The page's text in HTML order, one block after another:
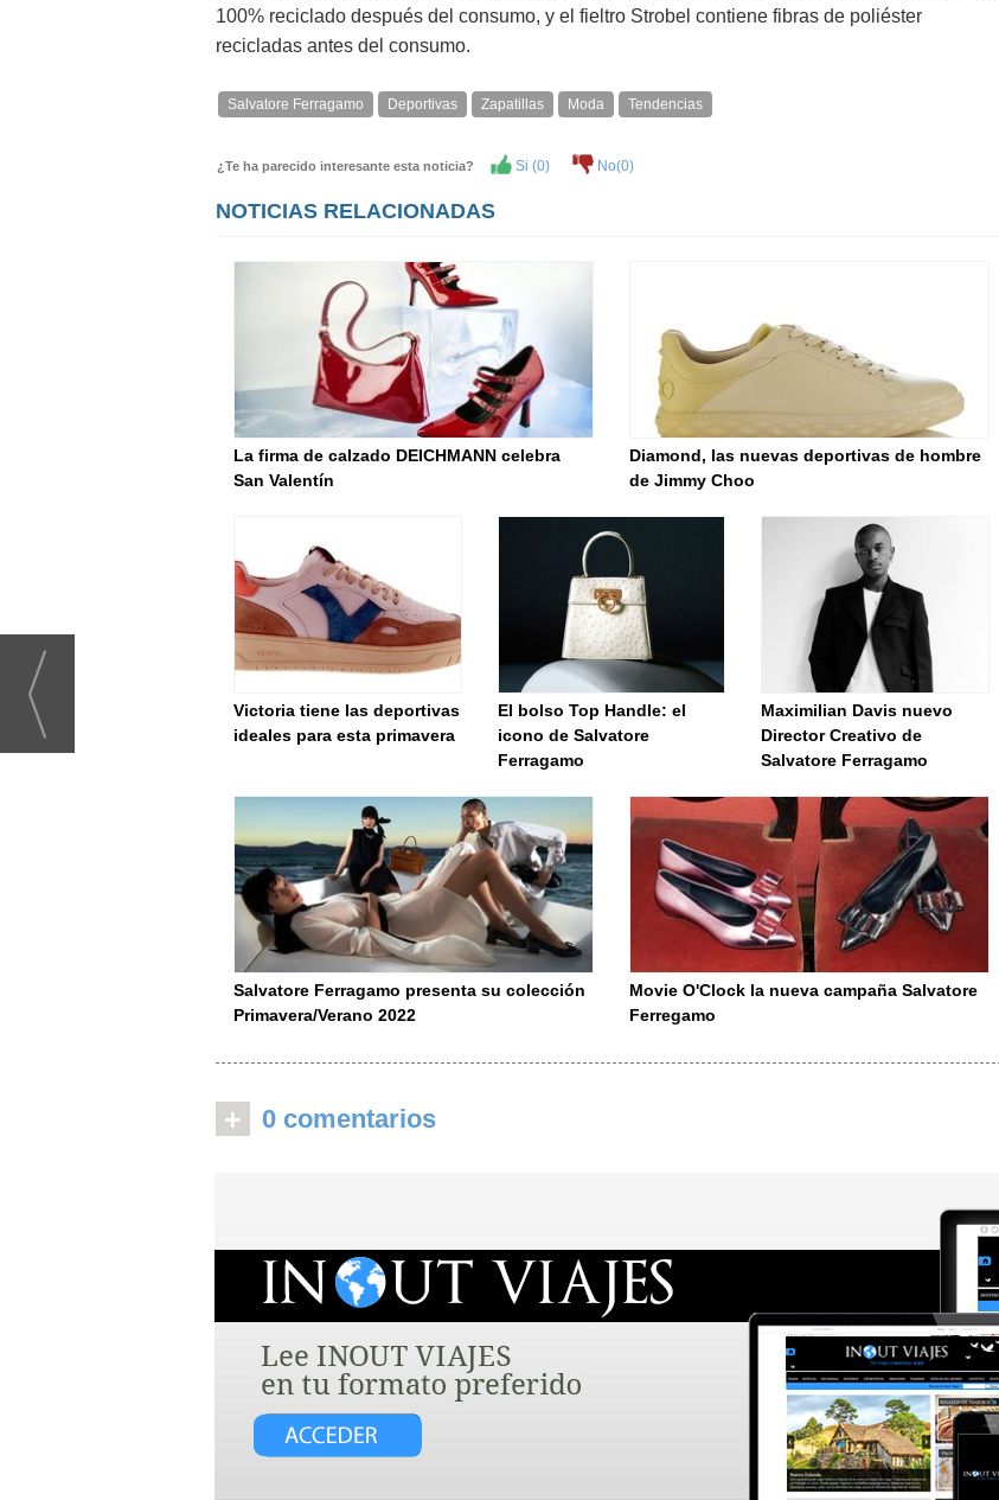
100% reciclado después del consumo, y el fieltro Strobel contiene fibras de poliéster
recicladas antes del consumo.
Salvatore Ferragamo Deportivas Zapatillas Moda Tendencias
¿Te ha parecido interesante esta noticia? Si (0) No(0)
NOTICIAS RELACIONADAS
La firma de calzado DEICHMANN celebra
San Valentín
Diamond, las nuevas deportivas de hombre
de Jimmy Choo
Victoria tiene las deportivas
ideales para esta primavera
El bolso Top Handle: el
icono de Salvatore
Ferragamo
Maximilian Davis nuevo
Director Creativo de
Salvatore Ferragamo
Salvatore Ferragamo presenta su colección
Primavera/Verano 2022
Movie O'Clock la nueva campaña Salvatore
Ferregamo
+ 0 comentarios